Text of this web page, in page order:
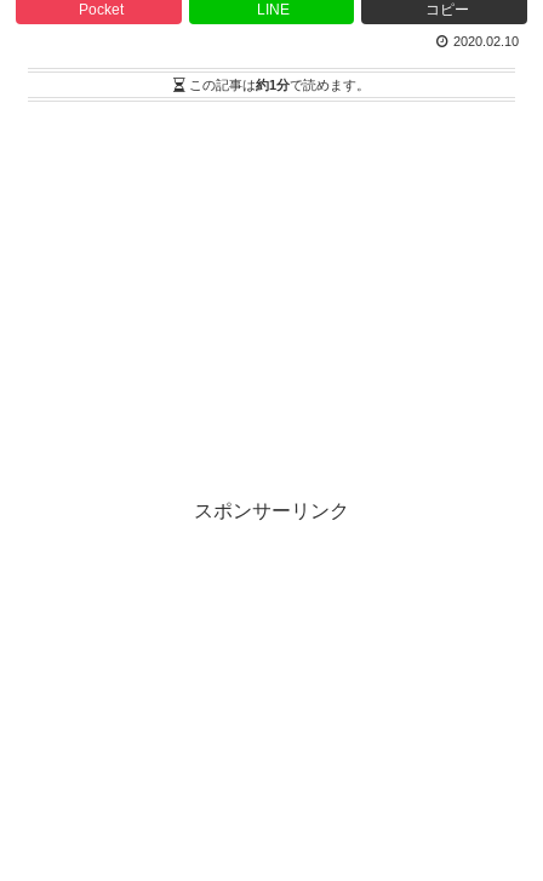
Pocket LINE コピー
2020.02.10
この記事は約1分で読めます。
スポンサーリンク